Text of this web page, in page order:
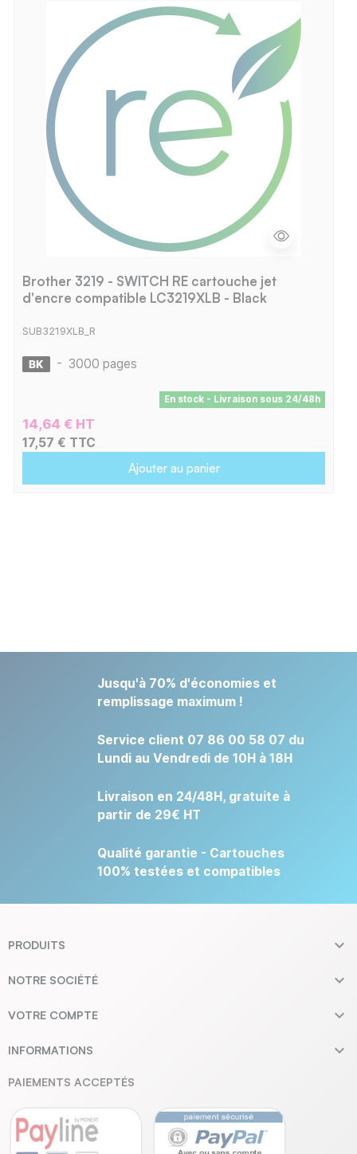
Brother 3219 - SWITCH RE cartouche jet
d'encre compatible LC3219XLB - Black
SUB3219XLB_R
- 3000 pages
En stock - Livraison sous 24/48h
14,64 € HT
17,57 € TTC
Ajouter au panier
Jusqu'à 70% d'économies et
remplissage maximum !
Service client 07 86 00 58 07 du
Lundi au Vendredi de 10H à 18H
Livraison en 24/48H, gratuite à
partir de 29€ HT
Qualité garantie - Cartouches
100% testées et compatibles
PRODUITS 
NOTRE SOCIÉTÉ 
VOTRE COMPTE 
INFORMATIONS 
PAIEMENTS ACCEPTÉS